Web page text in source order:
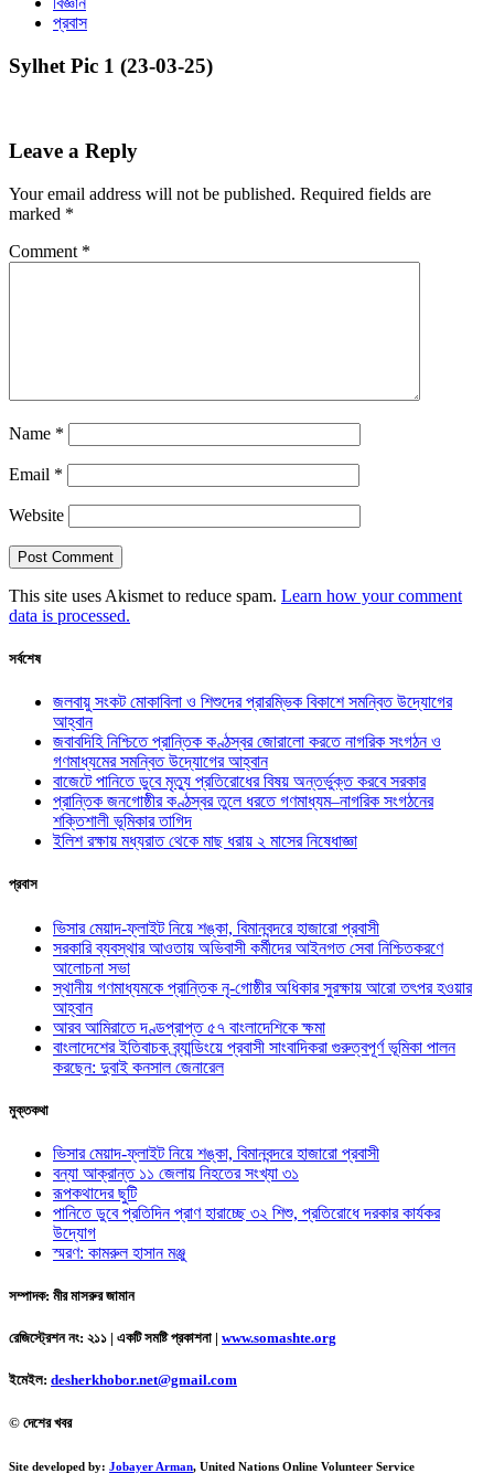
প্রবাস
Sylhet Pic 1 (23-03-25)
Leave a Reply
Your email address will not be published. Required fields are
marked *
Comment *
Name *
Email *
Website
This site uses Akismet to reduce spam. Learn how your comment
data is processed.
সর্বশেষ
জলবায়ু সংকট মোকাবিলা ও শিশুদের প্রারম্ভিক বিকাশে সমন্বিত উদ্যোগের
আহ্বান
জবাবদিহি নিশ্চিতে প্রান্তিক কণ্ঠস্বর জোরালো করতে নাগরিক সংগঠন ও
গণমাধ্যমের সমন্বিত উদ্যোগের আহ্বান
বাজেটে পানিতে ডুবে মৃত্যু প্রতিরোধের বিষয় অন্তর্ভুক্ত করবে সরকার
প্রান্তিক জনগোষ্ঠীর কণ্ঠস্বর তুলে ধরতে গণমাধ্যম–নাগরিক সংগঠনের
শক্তিশালী ভূমিকার তাগিদ
ইলিশ রক্ষায় মধ্যরাত থেকে মাছ ধরায় ২ মাসের নিষেধাজ্ঞা
প্রবাস
ভিসার মেয়াদ-ফ্লাইট নিয়ে শঙ্কা, বিমানবন্দরে হাজারো প্রবাসী
সরকারি ব্যবস্থার আওতায় অভিবাসী কর্মীদের আইনগত সেবা নিশ্চিতকরণে
আলোচনা সভা
স্থানীয় গণমাধ্যমকে প্রান্তিক নৃ-গোষ্ঠীর অধিকার সুরক্ষায় আরো তৎপর হওয়ার
আহ্বান
আরব আমিরাতে দণ্ডপ্রাপ্ত ৫৭ বাংলাদেশিকে ক্ষমা
বাংলাদেশের ইতিবাচক ব্র্যান্ডিংয়ে প্রবাসী সাংবাদিকরা গুরুত্বপূর্ণ ভূমিকা পালন
করছেন: দুবাই কনসাল জেনারেল
মুক্তকথা
ভিসার মেয়াদ-ফ্লাইট নিয়ে শঙ্কা, বিমানবন্দরে হাজারো প্রবাসী
বন্যা আক্রান্ত ১১ জেলায় নিহতের সংখ্যা ৩১
রূপকথাদের ছুটি
পানিতে ডুবে প্রতিদিন প্রাণ হারাচ্ছে ৩২ শিশু, প্রতিরোধে দরকার কার্যকর
উদ্যোগ
স্মরণ: কামরুল হাসান মঞ্জু
সম্পাদক: মীর মাসরুর জামান
রেজিস্ট্রেশন নং: ২১১ | একটি সমষ্টি প্রকাশনা | www.somashte.org
ইমেইল: desherkhobor.net@gmail.com
© দেশের খবর
Site developed by: Jobayer Arman, United Nations Online Volunteer Service